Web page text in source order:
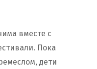
вместе с
Пока
дети